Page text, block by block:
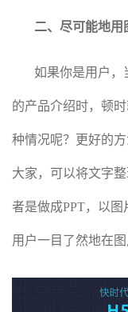
二、尽可能地用
如果你是用户，
的产品介绍时，顿
种情况呢？更好的
大家，可以将文字
者是做成PPT，以
用户一目了然地在